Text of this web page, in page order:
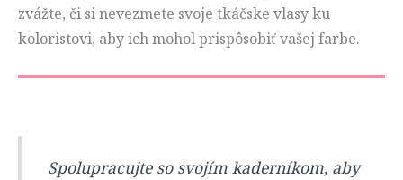
zvážte, či si nevezmete svoje tkáčske vlasy ku
koloristovi, aby ich mohol prispôsobiť vašej farbe.
Spolupracujte so svojím kaderníkom, aby